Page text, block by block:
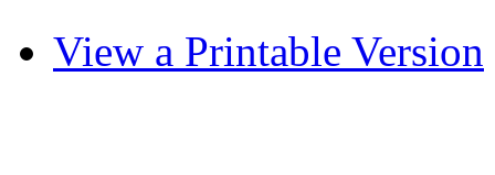
View a Printable Version